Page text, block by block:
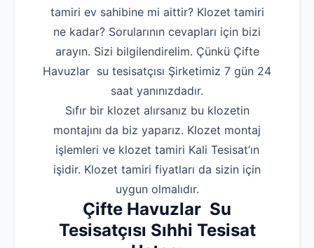
tamiri ev sahibine mi aittir? Klozet tamiri
ne kadar? Sorularının cevapları için bizi
arayın. Sizi bilgilendirelim. Çünkü Çifte
Havuzlar su tesisatçısı Şirketimiz 7 gün 24
saat yanınızdadır.
Sıfır bir klozet alırsanız bu klozetin
montajını da biz yaparız. Klozet montaj
işlemleri ve klozet tamiri Kali Tesisat’ın
işidir. Klozet tamiri fiyatları da sizin için
uygun olmalıdır.
Çifte Havuzlar Su
Tesisatçısı Sıhhi Tesisat